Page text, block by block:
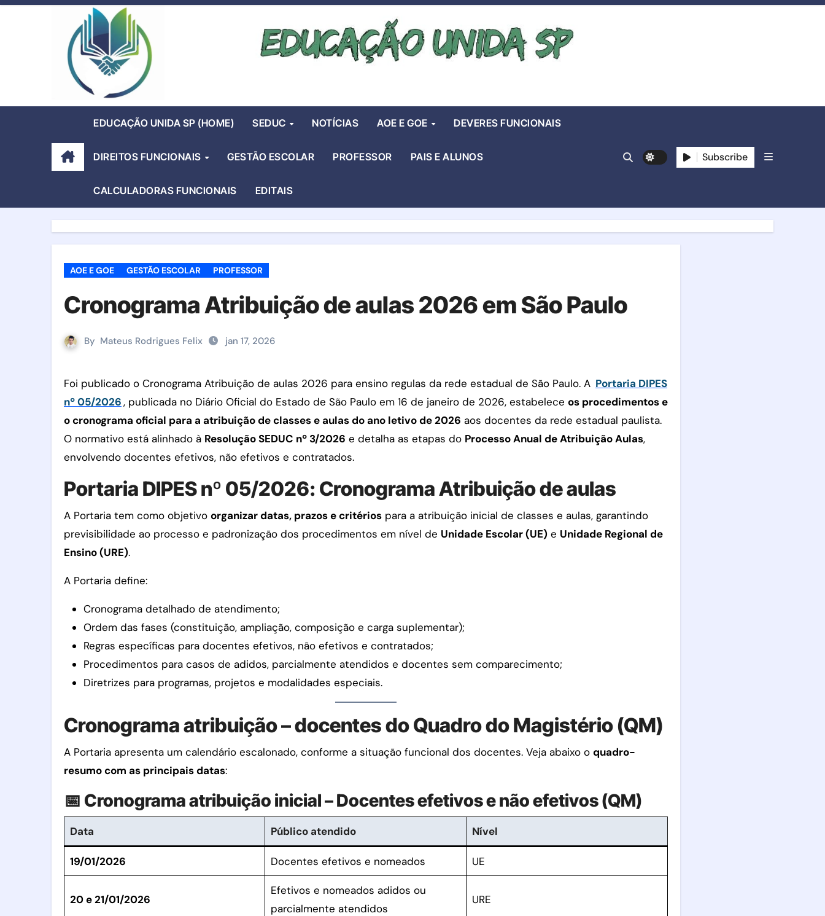
Skip
EDUCAÇÃO UNIDA SP (HOME) SEDUC NOTÍCIAS AOE E GOE DEVERES FUNCIONAIS
DIREITOS FUNCIONAIS GESTÃO ESCOLAR PROFESSOR PAIS E ALUNOS
CALCULADORAS FUNCIONAIS EDITAIS
Subscribe
AOE E GOE GESTÃO ESCOLAR PROFESSOR
Cronograma Atribuição de aulas 2026 em São Paulo
By Mateus Rodrigues Felix jan 17, 2026
Foi publicado o Cronograma Atribuição de aulas 2026 para ensino regulas da rede estadual de São Paulo. A Portaria DIPES
nº 05/2026, publicada no Diário Oficial do Estado de São Paulo em 16 de janeiro de 2026, estabelece os procedimentos e
o cronograma oficial para a atribuição de classes e aulas do ano letivo de 2026 aos docentes da rede estadual paulista.
O normativo está alinhado à Resolução SEDUC nº 3/2026 e detalha as etapas do Processo Anual de Atribuição Aulas,
envolvendo docentes efetivos, não efetivos e contratados.
Portaria DIPES nº 05/2026: Cronograma Atribuição de aulas
A Portaria tem como objetivo organizar datas, prazos e critérios para a atribuição inicial de classes e aulas, garantindo
previsibilidade ao processo e padronização dos procedimentos em nível de Unidade Escolar (UE) e Unidade Regional de
Ensino (URE).
A Portaria define:
Cronograma detalhado de atendimento;
Ordem das fases (constituição, ampliação, composição e carga suplementar);
Regras específicas para docentes efetivos, não efetivos e contratados;
Procedimentos para casos de adidos, parcialmente atendidos e docentes sem comparecimento;
Diretrizes para programas, projetos e modalidades especiais.
Cronograma atribuição – docentes do Quadro do Magistério (QM)
A Portaria apresenta um calendário escalonado, conforme a situação funcional dos docentes. Veja abaixo o quadro-
resumo com as principais datas:
📅 Cronograma atribuição inicial – Docentes efetivos e não efetivos (QM)
Data Público atendido Nível
19/01/2026 Docentes efetivos e nomeados UE
20 e 21/01/2026
Efetivos e nomeados adidos ou
parcialmente atendidos
URE